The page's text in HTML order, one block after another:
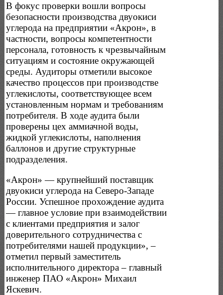
В фокус проверки вошли вопросы
безопасности производства двуокиси
углерода на предприятии «Акрон», в
частности, вопросы компетентности
персонала, готовность к чрезвычайным
ситуациям и состояние окружающей
среды. Аудиторы отметили высокое
качество процессов при производстве
углекислоты, соответствующее всем
установленным нормам и требованиям
потребителя. В ходе аудита были
проверены цех аммиачной воды,
жидкой углекислоты, наполнения
баллонов и другие структурные
подразделения.
«Акрон» — крупнейший поставщик
двуокиси углерода на Северо-Западе
России. Успешное прохождение аудита
— главное условие при взаимодействии
с клиентами предприятия и залог
доверительного сотрудничества с
потребителями нашей продукции», –
отметил первый заместитель
исполнительного директора – главный
инженер ПАО «Акрон» Михаил
Яскевич.